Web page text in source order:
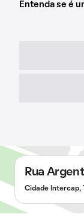
Entenda se é
Rua
Cidade Intercap,